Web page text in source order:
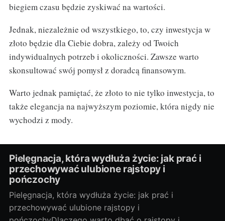
biegiem czasu będzie zyskiwać na wartości.
Jednak, niezależnie od wszystkiego, to, czy inwestycja w
złoto będzie dla Ciebie dobra, zależy od Twoich
indywidualnych potrzeb i okoliczności. Zawsze warto
skonsultować swój pomysł z doradcą finansowym.
Warto jednak pamiętać, że złoto to nie tylko inwestycja, to
także elegancja na najwyższym poziomie, która nigdy nie
wychodzi z mody.
Pielęgnacja, która wydłuża życie: jak prać i
przechowywać ulubione rajstopy i
pończochy
Pielęgnacja, która wydłuża życie: jak prać i
przechowywać ulubione rajstopy i